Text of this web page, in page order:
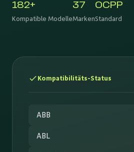
182+
Kompatible Modelle
37
Marken
OCPP
Standard
Kompatibilitäts-Status
ABB
ABL